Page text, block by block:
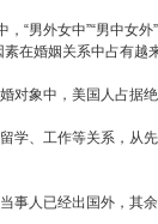
男外女中”“男中女
在婚姻关系中占有越来
象中，美国人占据
、工作等关系，从
人已经出国外，其